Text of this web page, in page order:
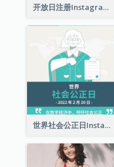
开放日注册Instagram帖子
世界社会公正日Instagram帖子